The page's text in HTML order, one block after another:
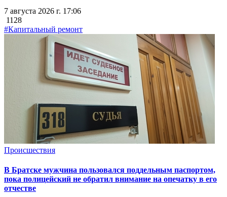
7 августа 2026 г. 17:06
1128
#Капитальный ремонт
Происшествия
В Братске мужчина пользовался поддельным паспортом,
пока полицейский не обратил внимание на опечатку в его
отчестве